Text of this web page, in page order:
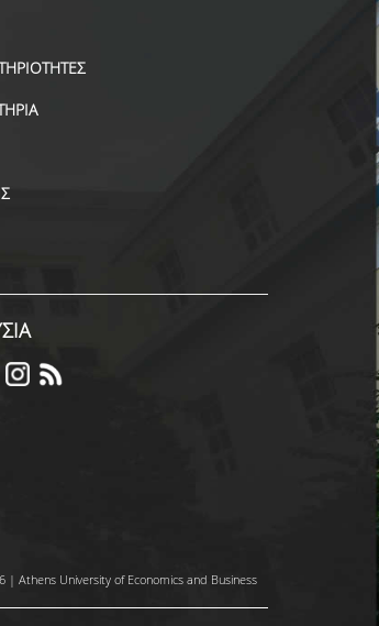
| Athens University of Economics and Business